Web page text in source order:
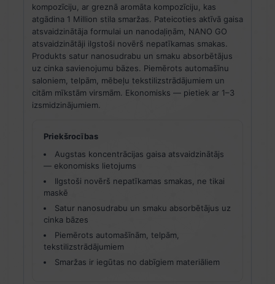
kompozīciju, ar greznā aromāta kompozīciju, kas
atgādina 1 Million stila smaržas. Pateicoties aktīvā gaisa
atsvaidzinātāja formulai un nanodaļiņām, NANO GO
atsvaidzinātāji ilgstoši novērš nepatīkamas smakas.
Produkts satur nanosudrabu un smaku absorbētājus
uz cinka savienojumu bāzes. Piemērots automašīnu
saloniem, telpām, mēbeļu tekstilizstrādājumiem un
citām mīkstām virsmām. Ekonomisks — pietiek ar 1–3
izsmidzinājumiem.
Priekšrocības
Augstas koncentrācijas gaisa atsvaidzinātājs
— ekonomisks lietojums
Ilgstoši novērš nepatīkamas smakas, ne tikai
maskē
Satur nanosudrabu un smaku absorbētājus uz
cinka bāzes
Piemērots automašīnām, telpām,
tekstilizstrādājumiem
Smaržas ir iegūtas no dabīgiem materiāliem